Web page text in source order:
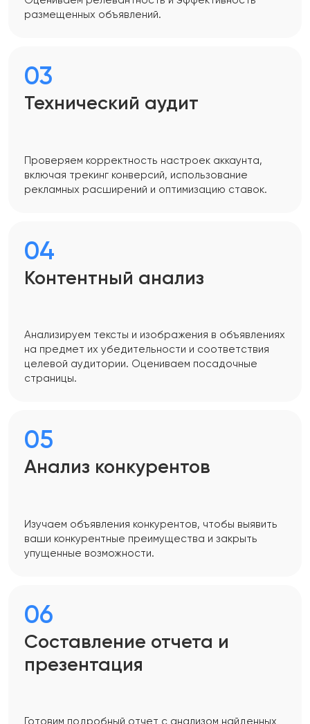
размещенных объявлений.
03
Технический аудит
Проверяем корректность настроек аккаунта,
включая трекинг конверсий, использование
рекламных расширений и оптимизацию ставок.
04
Контентный анализ
Анализируем тексты и изображения в объявлениях
на предмет их убедительности и соответствия
целевой аудитории. Оцениваем посадочные
страницы.
05
Анализ конкурентов
Изучаем объявления конкурентов, чтобы выявить
ваши конкурентные преимущества и закрыть
упущенные возможности.
06
Составление отчета и
презентация
Готовим подробный отчет с анализом найденных